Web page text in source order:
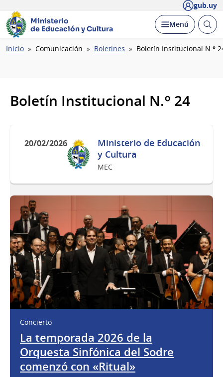
gub.uy
Ministerio
de Educación y Cultura
Desplegar
Menú Abrir
Ruta
Inicio Comunicación Boletines Boletín Institucional N.º
Boletín Institucional N.º 24
20/02/2026
Ministerio de Educación
y Cultura
MEC
Concierto
La temporada 2026 de la
Orquesta Sinfónica del Sodre
comenzó con «Ritual»